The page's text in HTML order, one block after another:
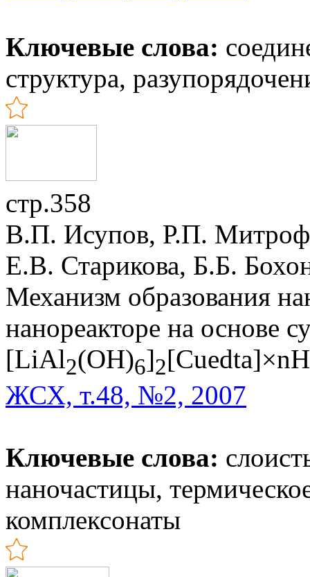
Ключевые слова:
структура,
стр.358
В.П. Исупов, Р.П.
Е.В. Старикова, Б.Б.
Механизм образования
нанореакторе на основе
[LiAl2(OH)6]2[Cuedta]×nH
ЖСХ, т.48, №2, 2007
Ключевые слова:
наночастицы,
комплексонаты